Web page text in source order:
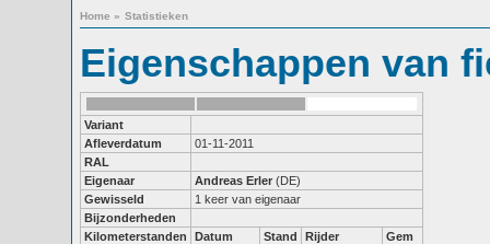
Home » Statistieken
Eigenschappen van
Variant
Afleverdatum
01-11-2011
RAL
Eigenaar
Andreas Erler (DE)
Gewisseld
1 keer van eigenaar
Bijzonderheden
Kilometerstanden
Datum Stand Rijder
Gem